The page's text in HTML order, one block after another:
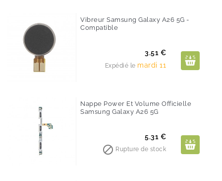
Vibreur Samsung Galaxy A26 5G -
Compatible
Prix
3.51 €
Expédié le mardi 11
Nappe Power Et Volume Officielle
Samsung Galaxy A26 5G
Prix
5.31 €
 Rupture de stock